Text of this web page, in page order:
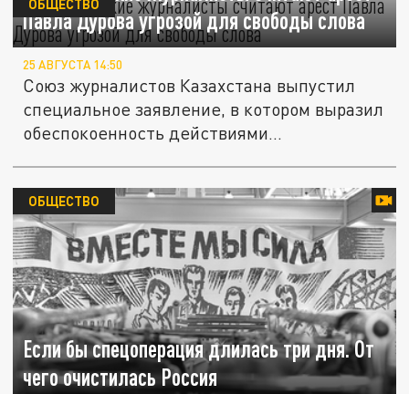
Павла Дурова угрозой для свободы слова
ОБЩЕСТВО
25 АВГУСТА 14:50
Союз журналистов Казахстана выпустил
специальное заявление, в котором выразил
обеспокоенность действиями...
Если бы спецоперация длилась три дня. От
чего очистилась Россия
ОБЩЕСТВО